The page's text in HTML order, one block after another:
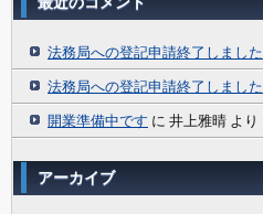
法務局への登記申請終了しました
法務局への登記申請終了しました
開業準備中です に 井上雅晴 より
アーカイブ